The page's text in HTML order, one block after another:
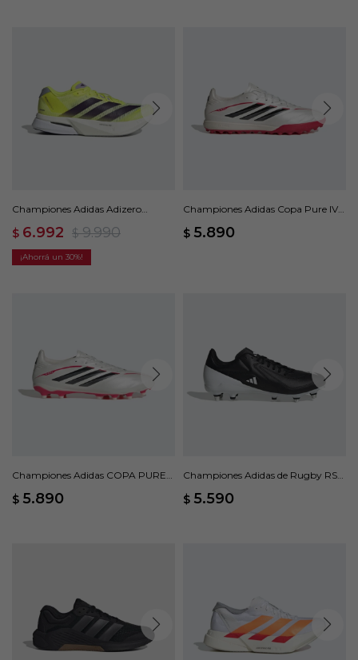
Championes Adidas Adizero
$ 6.992 $ 9.990
30
Championes Adidas Copa Pure IV
$ 5.890
Championes Adidas COPA PURE
$ 5.890
Championes Adidas de Rugby RS15
$ 5.590